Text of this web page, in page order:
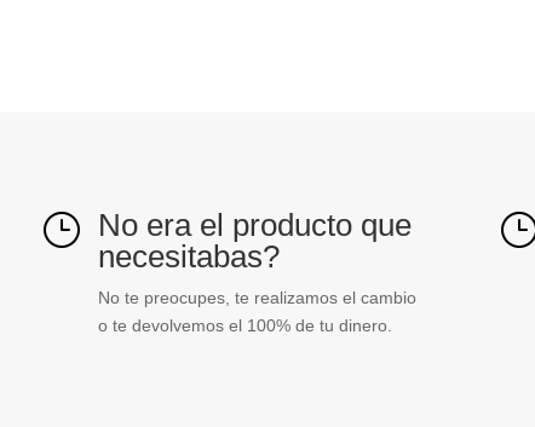
} No era el producto que
necesitabas?
No te preocupes, te realizamos el cambio
o te devolvemos el 100% de tu dinero.